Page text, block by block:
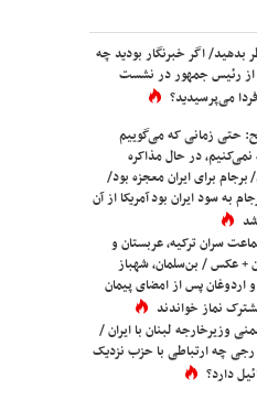
بدهید/ اگر خبرنگار بودید چه
از رئیس جمهور در نشست
می‌پرسیدید؟
حتی زمانی که می‌گوییم
نمی‌کنیم، در حال مذاکره
برای ایران معجزه بود/
به سود ایران بود آمریکا از آن
سران ترکیه، عربستان و
+ عکس / بن‌سلمان، شهباز
اردوغان پس از امضای پیمان
نماز خواندند
وزیرخارجه لبنان با ایران /
چه ارتباطی با حزب نزدیک
دارد؟